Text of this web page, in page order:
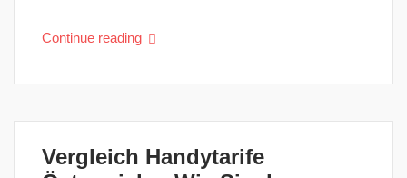
Continue reading
Vergleich Handytarife